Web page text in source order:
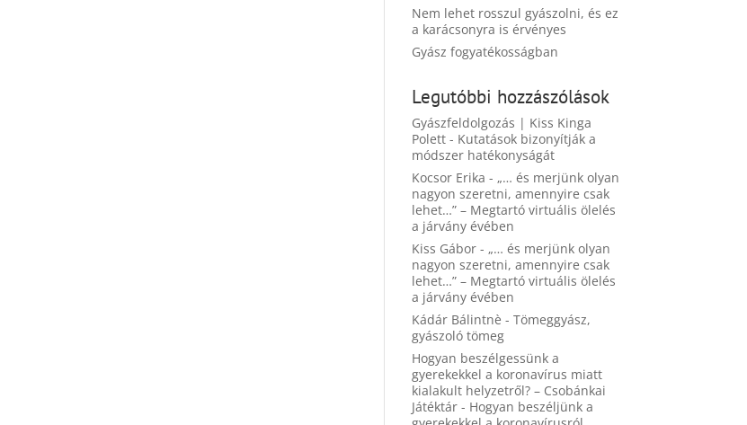
Nem lehet rosszul gyászolni, és ez
a karácsonyra is érvényes
Gyász fogyatékosságban
Legutóbbi hozzászólások
Gyászfeldolgozás | Kiss Kinga
Polett- Kutatások bizonyítják a
módszer hatékonyságát
Kocsor Erika - „… és merjünk olyan
nagyon szeretni, amennyire csak
lehet…” – Megtartó virtuális ölelés
a járvány évében
Kiss Gábor- „… és merjünk olyan
nagyon szeretni, amennyire csak
lehet…” – Megtartó virtuális ölelés
a járvány évében
Kádár Bálintnè - Tömeggyász,
gyászoló tömeg
Hogyan beszélgessünk a
gyerekekkel a koronavírus miatt
kialakult helyzetről? – Csobánkai
Játéktár- Hogyan beszéljünk a